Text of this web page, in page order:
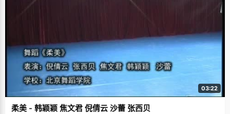
03:22
柔美 - 韩颖颖 焦文君 倪倩云 沙蕾 张西贝